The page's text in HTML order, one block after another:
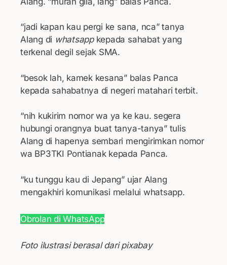
“jadi kapan kau pergi ke sana, nca” tanya
Alang di whatsappkepada sahabat yang
terkenal degil sejak SMA.
“besok lah, kamek kesana” balas Panca
kepada sahabatnya di negeri matahari terbit.
“nih kukirim nomor wa ya ke kau. segera
hubungi orangnya buat tanya-tanya” tulis
Alang di hapenya sembari mengirimkan nomor
wa BP3TKI Pontianak kepada Panca.
“ku tunggu kau di Jepang” ujar Alang
mengakhiri komunikasi melalui whatsapp.
Obrolan di WhatsApp
Foto ilustrasi berasal dari pixabay